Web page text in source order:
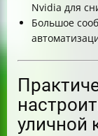
Nvidia для
Большое
уличной